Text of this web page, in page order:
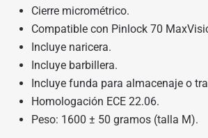
Cierre micrométrico.
Compatible con Pinlock 70
Incluye naricera.
Incluye barbillera.
Incluye funda para almacenaje o
Homologación ECE 22.06.
Peso: 1600 ± 50 gramos (talla M).